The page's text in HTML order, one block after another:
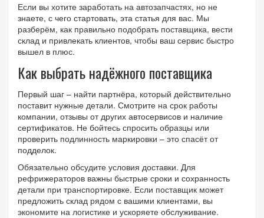
Если вы хотите заработать на автозапчастях, но не
знаете, с чего стартовать, эта статья для вас. Мы
разберём, как правильно подобрать поставщика, вести
склад и привлекать клиентов, чтобы ваш сервис быстро
вышел в плюс.
Как выбрать надёжного поставщика
Первый шаг – найти партнёра, который действительно
поставит нужные детали. Смотрите на срок работы
компании, отзывы от других автосервисов и наличие
сертификатов. Не бойтесь спросить образцы или
проверить подлинность маркировки – это спасёт от
подделок.
Обязательно обсудите условия доставки. Для
рефрижераторов важны быстрые сроки и сохранность
детали при транспортировке. Если поставщик может
предложить склад рядом с вашими клиентами, вы
экономите на логистике и ускоряете обслуживание.